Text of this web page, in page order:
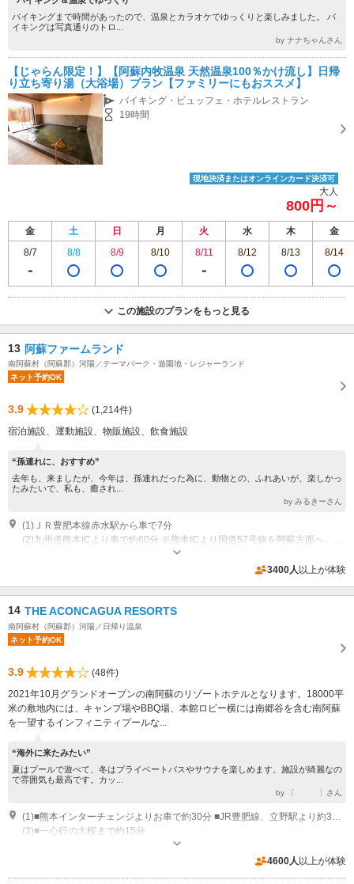
バイキングまで時間があったので、温泉とカラオケでゆっくりと楽しみました。 バ
イキングは写真通りのトロ...
by ナナちゃんさん
【じゃらん限定！】【阿蘇内牧温泉 天然温泉100％かけ流し】日帰
り立ち寄り湯（大浴場）プラン【ファミリーにもおススメ】
バイキング・ビュッフェ・ホテルレストラン
19時間
現地決済またはオンラインカード決済可
大人
800円～
金 土 日 月 火 水 木
金
8/7
8/8 8/9 8/10 8/11 8/12 8/13 8/14
この施設のプランをもっと見る
13 阿蘇ファームランド
南阿蘇村（阿蘇郡）河陽／テーマパーク・遊園地・レジャーランド
ネット予約OK
3.9
(1,214件)
宿泊施設、運動施設、物販施設、飲食施設
“孫連れに、おすすめ”
去年も、来ましたが、今年は、孫連れだった為に、動物との、ふれあいが、楽しかっ
たみたいで、私も、癒され...
by みるきーさん
(1)ＪＲ豊肥本線赤水駅から車で7分
営業時間：2023年9月1日～2023年11月30日 秋の営業時間 元気の森 【平
日】10：00～17：00(受付終了16：30) 【土・日・祝】9：00～17：00(受
ふれあい動物王国 10：00～17：00(受付終了16：30) 営業時間：2023年9
月1日～2023年11月30日 秋の営業時間 肉体年齢測定館 【平日】10：00～
17：00(受付終了16：00) 【土・日・祝】9：00～17：00(受付終了16：00)
3400人 以上が体験
14 THE ACONCAGUA RESORTS
南阿蘇村（阿蘇郡）河陽／日帰り温泉
ネット予約OK
3.9
(48件)
2021年10月グランドオープンの南阿蘇のリゾートホテルとなります。18000平
米の敷地内には、キャンプ場やBBQ場、本館ロビー横には南郷谷を含む南阿蘇
を一望するインフィニティプールな...
“海外に来たみたい”
夏はプールで遊べて、冬はプライベートバスやサウナを楽しめます。施設が綺麗なの
で雰囲気も最高です。カッ...
by 〔 〕さん
(1)■熊本インターチェンジよりお車で約30分 ■JR豊肥線、立野駅より約3分 ■熊本空港よりお車で約20分
(2)■一心行の大桜まで約15分
営業時間：■ご宿泊 チェックイン16時 チェックアウト12時 ■大浴場 10
時から23時（各種アメニティ、タオル類はご用意致しております） ■完全予
4600人 以上が体験